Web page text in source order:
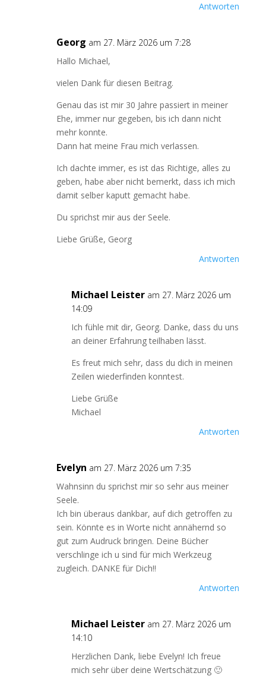
Antworten
Georg am 27. März 2026 um 7:28
Hallo Michael,
vielen Dank für diesen Beitrag.
Genau das ist mir 30 Jahre passiert in meiner
Ehe, immer nur gegeben, bis ich dann nicht
mehr konnte.
Dann hat meine Frau mich verlassen.
Ich dachte immer, es ist das Richtige, alles zu
geben, habe aber nicht bemerkt, dass ich mich
damit selber kaputt gemacht habe.
Du sprichst mir aus der Seele.
Liebe Grüße, Georg
Antworten
Michael Leister am 27. März 2026 um
14:09
Ich fühle mit dir, Georg. Danke, dass du uns
an deiner Erfahrung teilhaben lässt.
Es freut mich sehr, dass du dich in meinen
Zeilen wiederfinden konntest.
Liebe Grüße
Michael
Antworten
Evelyn am 27. März 2026 um 7:35
Wahnsinn du sprichst mir so sehr aus meiner
Seele.
Ich bin überaus dankbar, auf dich getroffen zu
sein. Könnte es in Worte nicht annähernd so
gut zum Audruck bringen. Deine Bücher
verschlinge ich u sind für mich Werkzeug
zugleich. DANKE für Dich!!
Antworten
Michael Leister am 27. März 2026 um
14:10
Herzlichen Dank, liebe Evelyn! Ich freue
mich sehr über deine Wertschätzung 🙂